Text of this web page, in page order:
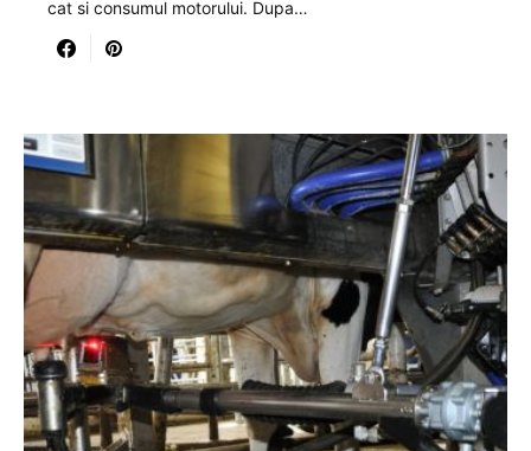
cat si consumul motorului. Dupa…